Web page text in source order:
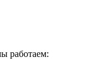
работаем: